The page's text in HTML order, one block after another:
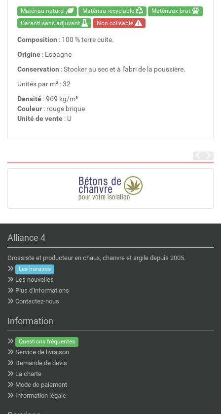
Matériau naturel Matériau recyclable
Matériaux brut
Garanti sans adjuvant
Non colisable
Composition : 100 % terre cuite.
Origine : Espagne
Conservation : Stocker au sec et à l'abri de la poussière.
Unités par m² : 32
Densité : 969 kg/m³
Couleur : rouge brique
Unité de vente : U
Alliance 4
Grossiste et producteur en chaux, chanvre et argile depuis 2005.
Les horaires
Les nouvelles
Plus d'informations
Contactez-nous
Information
Questions fréquentes
Service de livraison
Demande de devis
La charte
Mode de paiement
Information légale